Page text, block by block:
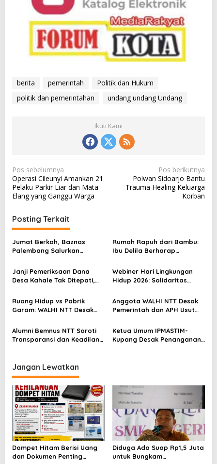
berita pemerintah
Politik dan Hukum
politik dan pemerintahan
undang undang Undang
Ikuti Kami
N
a
v
g
a
s
p
s
Pos sebelumnya
Operasi Cileunyi Amankan 21
Pelaku Parkir Liar dan Mata
Elang yang Ganggu Warga
Pos berikutnya
Polwan Sidoarjo Bantu
Trauma Healing Keluarga
Korban
Posting Terkait
Jumat Berkah, Baznas
Palembang Salurkan
Kertapati
Rumah Rapuh dari Bambu:
Ibu Delila Berharap
Dinas Sosial
Janji Pemeriksaan Dana
Desa Kahale Tak Ditepati,
Keseriusan Kejati NTT
Webiner Hari Lingkungan
Hidup 2026: Solidaritas
Soroti Dampak Krisis Iklim
dan Ruang hidup di NTT
Ruang Hidup vs Pabrik
Garam: WALHI NTT Desak
Ndao Berubah Permanen
Anggota WALHI NTT Desak
Pemerintah dan APH Usut
Kayu Sonokeling Ilegal di
TTU
Alumni Bemnus NTT Soroti
Transparansi dan Keadilan
Unkriswina Sumba
Ketua Umum IPMASTIM-
Kupang Desak Penanganan
Jangan Lewatkan
Dompet Hitam Berisi Uang
dan Dokumen Penting
Diduga Ada Suap Rp1,5 Juta
untuk Bungkam